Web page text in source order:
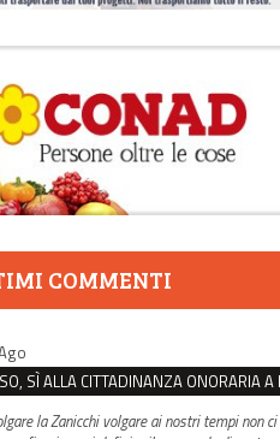
COMMENTI
la Zanicchi volgare ai nostri tempi non ci